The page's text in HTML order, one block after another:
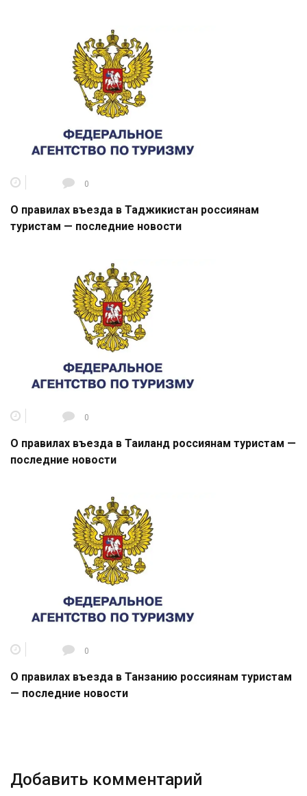
0
О правилах въезда в Таджикистан россиянам
туристам — последние новости
0
О правилах въезда в Таиланд россиянам туристам —
последние новости
0
О правилах въезда в Танзанию россиянам туристам
— последние новости
Добавить комментарий